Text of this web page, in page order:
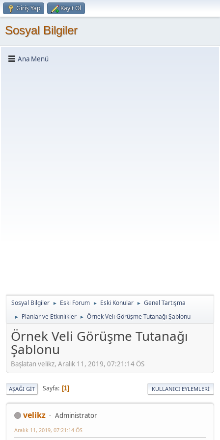
Giriş Yap Kayıt Ol
Sosyal Bilgiler
Ana Menü
Sosyal Bilgiler ► Eski Forum ► Eski Konular ► Genel Tartışma
► Planlar ve Etkinlikler ► Örnek Veli Görüşme Tutanağı Şablonu
Örnek Veli Görüşme Tutanağı
Şablonu
Başlatan velikz, Aralık 11, 2019, 07:21:14 ÖS
AŞAĞI GIT Sayfa 1 KULLANICI EYLEMLERI
velikz Administrator
Aralık 11, 2019, 07:21:14 ÖS